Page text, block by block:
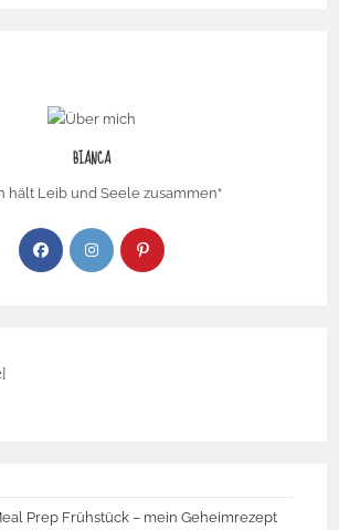
BIANCA
hält Leib und Seele zusammen“
Prep Frühstück – mein Geheimrezept